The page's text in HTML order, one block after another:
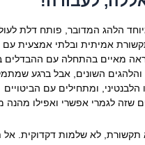
הלהג המדובר, פותח דלת
אמיתית ובלתי אמצעית עם
מאיים בהתחלה עם ההבדלים
השונים, אבל ברגע
ומתחילים עם הביטויים
שזה לגמרי אפשרי ואפילו מהנה
תקשורת, לא שלמות דקדוקית. אל